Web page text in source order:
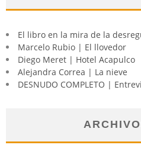
El libro en la mira de la
Marcelo Rubio | El llovedor
Diego Meret | Hotel Acapulco
Alejandra Correa | La nieve
DESNUDO COMPLETO |